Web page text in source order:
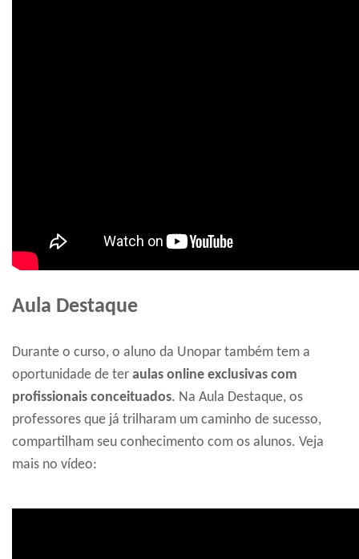
Aula Destaque
Durante o curso, o aluno da Unopar também tem a
oportunidade de ter aulas online exclusivas com
profissionais conceituados. Na Aula Destaque, os
professores que já trilharam um caminho de sucesso,
compartilham seu conhecimento com os alunos. Veja
mais no vídeo: